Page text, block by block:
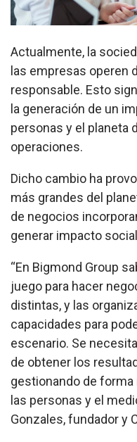
Actualmente, la
las empresas operen
responsable. Esto
la generación de un
personas y el planeta
operaciones.
Dicho cambio ha
más grandes del
de negocios
generar impacto
“En Bigmond Group
juego para hacer
distintas, y las
capacidades para
escenario. Se
de obtener los
gestionando de
las personas y el
Gonzales, fundador y